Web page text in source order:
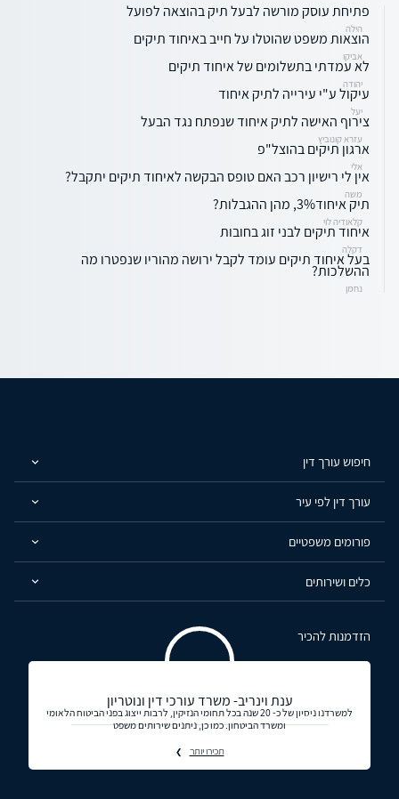
פתיחת עוסק מורשה לבעל תיק בהוצאה לפועל
הילה
הוצאות משפט שהוטלו על חייב באיחוד תיקים
אביקו
לא עמדתי בתשלומים של איחוד תיקים
יהודה
עיקול ע"י עירייה לתיק איחוד
יעל
צירוף האישה לתיק איחוד שנפתח נגד הבעל
עזרא קונוביץ
ארגון תיקים בהוצל"פ
אלי
אין לי רישיון רכב האם טופס הבקשה לאיחוד תיקים יתקבל?
משה
תיק איחוד3%, מהן ההגבלות?
קלאודיה לוי
איחוד תיקים לבני זוג בחובות
דקלה
בעל איחוד תיקים עומד לקבל ירושה מהוריו שנפטרו מה
ההשלכות?
נחמן
חיפוש עורך דין
עורך דין לפי עיר
פורומים משפטיים
כלים ושירותים
הזדמנות להכיר
ענת וינריב- משרד עורכי דין ונוטריון
למשרדנו ניסיון של כ- 20 שנה בכל תחומי הנזיקין, לרבות ייצוג בפני הביטוח הלאומי
ומשרד הביטחון. כמו כן, ניתנים שירותים משפט
תכירו יותר